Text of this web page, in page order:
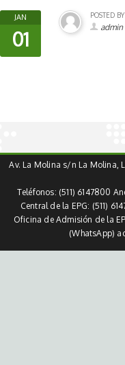
JAN
01
POSTED BY
admin
Av. La Molina s/n La Molina,
Teléfonos: (511) 6147800
Central de la EPG: (511)
Oficina de Admisión de la
(WhatsApp)